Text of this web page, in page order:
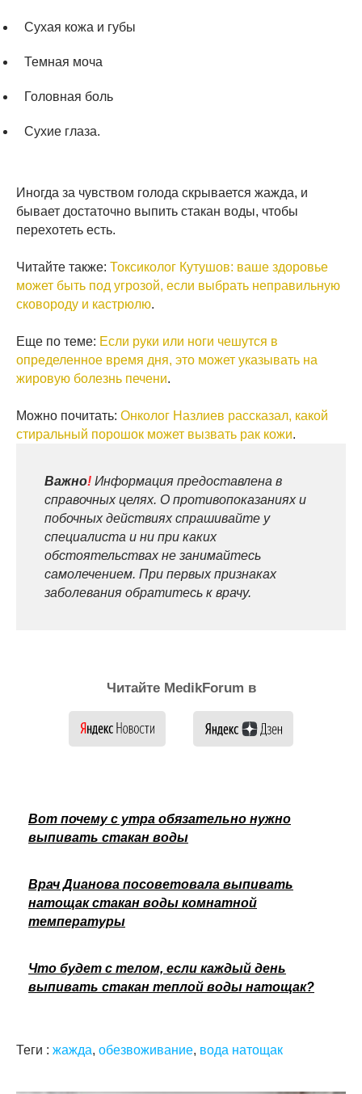
Сухая кожа и губы
Темная моча
Головная боль
Сухие глаза.
Иногда за чувством голода скрывается жажда, и
бывает достаточно выпить стакан воды, чтобы
перехотеть есть.
Читайте также: Токсиколог Кутушов: ваше здоровье
может быть под угрозой, если выбрать неправильную
сковороду и кастрюлю.
Еще по теме: Если руки или ноги чешутся в
определенное время дня, это может указывать на
жировую болезнь печени.
Можно почитать: Онколог Назлиев рассказал, какой
стиральный порошок может вызвать рак кожи.
Важно! Информация предоставлена в
справочных целях. О противопоказаниях и
побочных действиях спрашивайте у
специалиста и ни при каких
обстоятельствах не занимайтесь
самолечением. При первых признаках
заболевания обратитесь к врачу.
Читайте MedikForum в
Вот почему с утра обязательно нужно
выпивать стакан воды
Врач Дианова посоветовала выпивать
натощак стакан воды комнатной
температуры
Что будет с телом, если каждый день
выпивать стакан теплой воды натощак?
Теги : жажда, обезвоживание, вода натощак